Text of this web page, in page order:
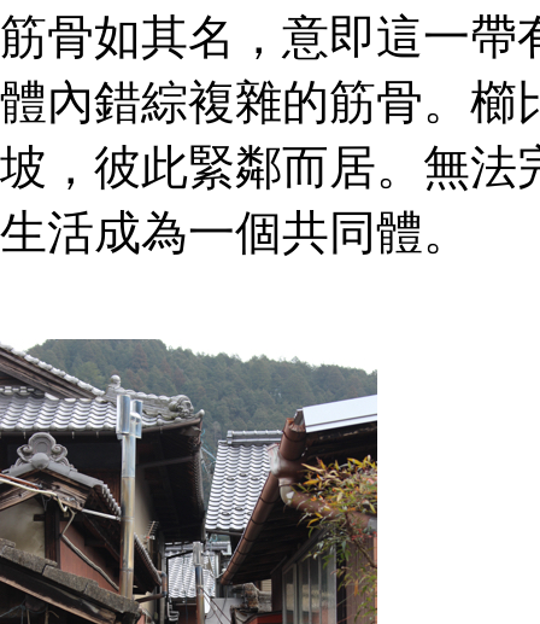
筋骨如其名，意即這一帶
體內錯綜複雜的筋骨。櫛
坡，彼此緊鄰而居。無法
生活成為一個共同體。